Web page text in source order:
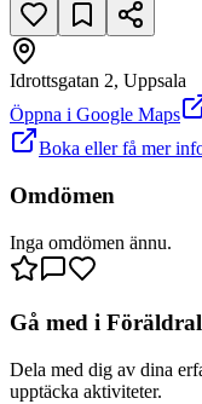
Idrottsgatan 2, Uppsala
Öppna i Google Maps
Boka eller få mer
Omdömen
Inga omdömen ännu.
Gå med i
Dela med dig av dina
upptäcka aktiviteter.